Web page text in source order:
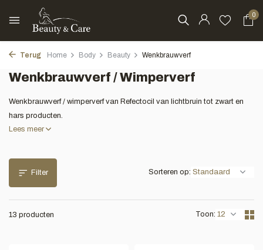
0
Terug Home Body Beauty Wenkbrauwverf
Wenkbrauwverf / Wimperverf
Wenkbrauwverf / wimperverf van Refectocil van lichtbruin tot zwart en
hars producten.
Lees meer
Filter
13 producten Toon:
Sorteren op: